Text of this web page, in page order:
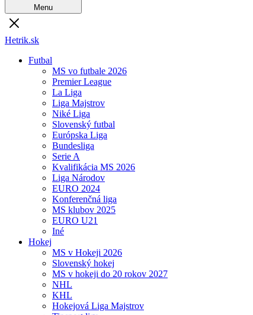
Menu
Hetrik.sk
Futbal
MS vo futbale 2026
Premier League
La Liga
Liga Majstrov
Niké Liga
Slovenský futbal
Európska Liga
Bundesliga
Serie A
Kvalifikácia MS 2026
Liga Národov
EURO 2024
Konferenčná liga
MS klubov 2025
EURO U21
Iné
Hokej
MS v Hokeji 2026
Slovenský hokej
MS v hokeji do 20 rokov 2027
NHL
KHL
Hokejová Liga Majstrov